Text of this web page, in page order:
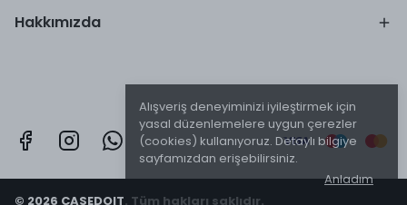
Alışveriş deneyiminizi iyileştirmek için
yasal düzenlemelere uygun çerezler
(cookies) kullanıyoruz. Detaylı bilgiye
sayfamızdan erişebilirsiniz.
Anladım
Hakkımızda
© 2026 CASEDOIT. Tüm hakları saklıdır.